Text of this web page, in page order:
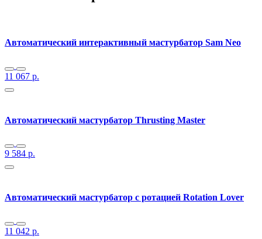
Автоматический интерактивный мастурбатор Sam Neo
11 067 р.
Автоматический мастурбатор Thrusting Master
9 584 р.
Автоматический мастурбатор с ротацией Rotation Lover
11 042 р.